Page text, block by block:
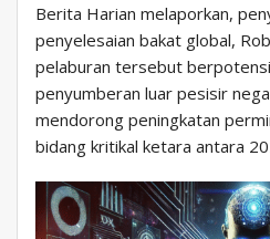
Berita Harian melaporkan,
penyelesaian bakat global,
pelaburan tersebut
penyumberan luar pesisir
mendorong peningkatan
bidang kritikal ketara antara